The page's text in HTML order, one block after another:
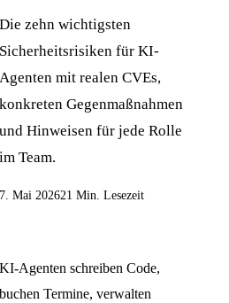
Die zehn wichtigsten
Sicherheitsrisiken für KI-
Agenten mit realen CVEs,
konkreten Gegenmaßnahmen
und Hinweisen für jede Rolle
im Team.
7. Mai 202621 Min. Lesezeit
KI-Agenten schreiben Code,
buchen Termine, verwalten